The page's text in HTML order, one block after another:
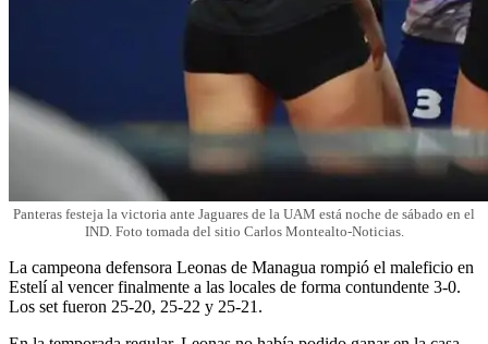
Panteras festeja la victoria ante Jaguares de la UAM está noche de sábado en el
IND. Foto tomada del sitio Carlos Montealto-Noticias.
La campeona defensora Leonas de Managua rompió el maleficio en
Estelí al vencer finalmente a las locales de forma contundente 3-0.
Los set fueron 25-20, 25-22 y 25-21.